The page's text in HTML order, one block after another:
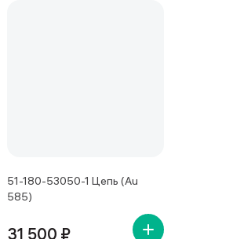
51-180-53050-1 Цепь (Au
585)